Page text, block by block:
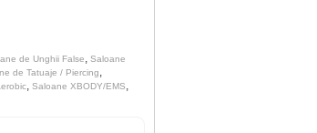
de Unghii False, Saloane
de Tatuaje / Piercing,
, Saloane XBODY/EMS,